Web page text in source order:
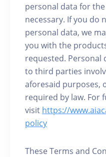
personal data for
necessary. If you do
personal data, we
you with the
requested. Personal
to third parties
aforesaid purposes,
required by law. For
visit https://
policy
These Terms and